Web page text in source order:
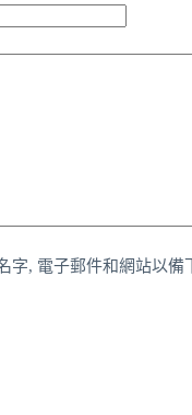
字, 電子郵件和網站以備